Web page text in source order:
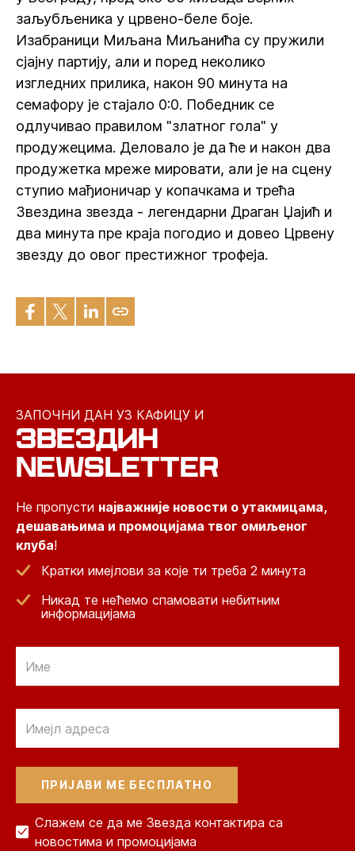
заљубљеника у црвено-беле боје.
Изабраници Миљана Миљанића су пружили
сјајну партију, али и поред неколико
изгледних прилика, након 90 минута на
семафору је стајало 0:0. Победник се
одлучивао правилом "златног гола" у
продужецима. Деловало је да ће и након два
продужетка мреже мировати, али је на сцену
ступио мађионичар у копачкама и трећа
Звездина звезда - легендарни Драган Џајић и
два минута пре краја погодио и довео Црвену
звезду до овог престижног трофеја.
ЗАПОЧНИ ДАН УЗ КАФИЦУ И
ЗВЕЗДИН
NEWSLETTER
Не пропусти најважније новости о утакмицама,
дешавањима и промоцијама твог омиљеног
клуба!
Кратки имејлови за које ти треба 2 минута
Никад те нећемо спамовати небитним
информацијама
Слажем се да ме Звезда контактира са
новостима и промоцијама